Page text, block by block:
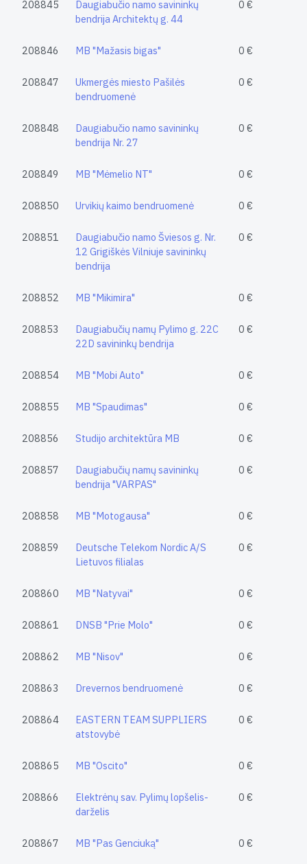
208845
Daugiabučio namo savininkų
bendrija Architektų g. 44
0 €
208846 MB "Mažasis bigas" 0 €
208847
Ukmergės miesto Pašilės
bendruomenė
0 €
208848
Daugiabučio namo savininkų
bendrija Nr. 27
0 €
208849 MB "Mėmelio NT" 0 €
208850 Urvikių kaimo bendruomenė 0 €
208851
Daugiabučio namo Šviesos g. Nr.
12 Grigiškės Vilniuje savininkų
bendrija
0 €
208852 MB "Mikimira" 0 €
208853
Daugiabučių namų Pylimo g. 22C
22D savininkų bendrija
0 €
208854 MB "Mobi Auto" 0 €
208855 MB "Spaudimas" 0 €
208856 Studijo architektūra MB 0 €
208857
Daugiabučių namų savininkų
bendrija "VARPAS"
0 €
208858 MB "Motogausa" 0 €
208859
Deutsche Telekom Nordic A/S
Lietuvos filialas
0 €
208860 MB "Natyvai" 0 €
208861 DNSB "Prie Molo" 0 €
208862 MB "Nisov" 0 €
208863 Drevernos bendruomenė 0 €
208864
EASTERN TEAM SUPPLIERS
atstovybė
0 €
208865 MB "Oscito" 0 €
208866
Elektrėnų sav. Pylimų lopšelis-
darželis
0 €
208867 MB "Pas Genciuką" 0 €